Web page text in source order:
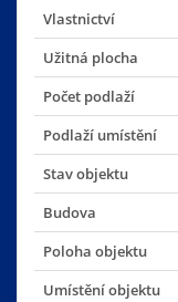
Vlastnictví
Užitná plocha
Počet podlaží
Podlaží umístění
Stav objektu
Budova
Poloha objektu
Umístění objektu